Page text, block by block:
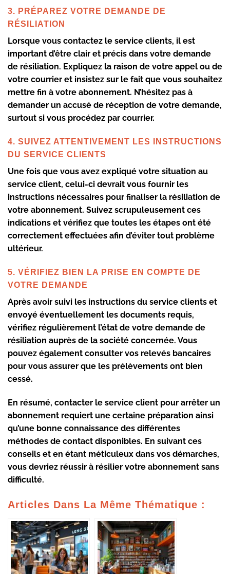
3. PRÉPAREZ VOTRE DEMANDE DE
RÉSILIATION
Lorsque vous contactez le service clients, il est
important d’être clair et précis dans votre demande
de résiliation. Expliquez la raison de votre appel ou de
votre courrier et insistez sur le fait que vous souhaitez
mettre fin à votre abonnement. N’hésitez pas à
demander un accusé de réception de votre demande,
surtout si vous procédez par courrier.
4. SUIVEZ ATTENTIVEMENT LES INSTRUCTIONS
DU SERVICE CLIENTS
Une fois que vous avez expliqué votre situation au
service client, celui-ci devrait vous fournir les
instructions nécessaires pour finaliser la résiliation de
votre abonnement. Suivez scrupuleusement ces
indications et vérifiez que toutes les étapes ont été
correctement effectuées afin d’éviter tout problème
ultérieur.
5. VÉRIFIEZ BIEN LA PRISE EN COMPTE DE
VOTRE DEMANDE
Après avoir suivi les instructions du service clients et
envoyé éventuellement les documents requis,
vérifiez régulièrement l’état de votre demande de
résiliation auprès de la société concernée. Vous
pouvez également consulter vos relevés bancaires
pour vous assurer que les prélèvements ont bien
cessé.
En résumé, contacter le service client pour arrêter un
abonnement requiert une certaine préparation ainsi
qu’une bonne connaissance des différentes
méthodes de contact disponibles. En suivant ces
conseils et en étant méticuleux dans vos démarches,
vous devriez réussir à résilier votre abonnement sans
difficulté.
Articles Dans La Même Thématique :